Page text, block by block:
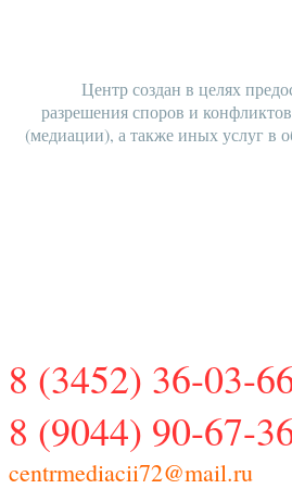
Центр создан в целях
разрешения споров и
(медиации), а также иных услуг в
8 (3452) 36-03-
8 (9044) 90-67-
centrmediacii72@mail.ru